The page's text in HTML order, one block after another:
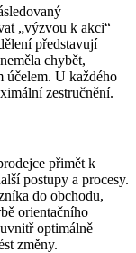
„výzvou k akci“
představují
chybět,
účelem. U každého
zestručnění.
přimět k
postupy a procesy.
do obchodu,
orientačního
optimálně
změny.